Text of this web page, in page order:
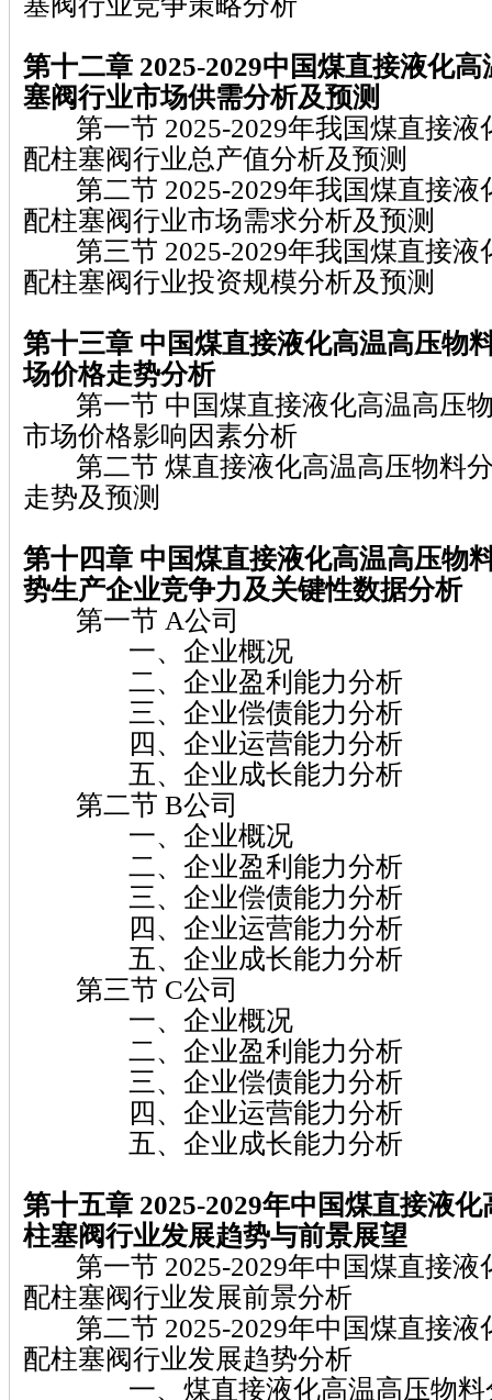
第十二章 2025-2029中国煤直接液化
塞阀行业市场供需分析及预测
第一节 2025-2029年我国煤直接液
配柱塞阀行业总产值分析及预测
第二节 2025-2029年我国煤直接液
配柱塞阀行业市场需求分析及预测
第三节 2025-2029年我国煤直接液
配柱塞阀行业投资规模分析及预测
第十三章 中国煤直接液化高温高压物
场价格走势分析
第一节 中国煤直接液化高温高压
市场价格影响因素分析
第二节 煤直接液化高温高压物料
走势及预测
第十四章 中国煤直接液化高温高压物
势生产企业竞争力及关键性数据分析
第一节 A公司
一、企业概况
二、企业盈利能力分析
三、企业偿债能力分析
四、企业运营能力分析
五、企业成长能力分析
第二节 B公司
一、企业概况
二、企业盈利能力分析
三、企业偿债能力分析
四、企业运营能力分析
五、企业成长能力分析
第三节 C公司
一、企业概况
二、企业盈利能力分析
三、企业偿债能力分析
四、企业运营能力分析
五、企业成长能力分析
第十五章 2025-2029年中国煤直接液
柱塞阀行业发展趋势与前景展望
第一节 2025-2029年中国煤直接液
配柱塞阀行业发展前景分析
第二节 2025-2029年中国煤直接液
配柱塞阀行业发展趋势分析
一、煤直接液化高温高压物料